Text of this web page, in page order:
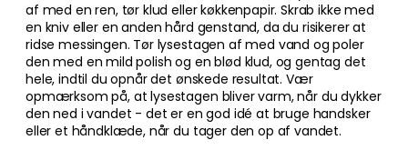
af med en ren, tør klud eller køkkenpapir. Skrab ikke med
en kniv eller en anden hård genstand, da du risikerer at
ridse messingen. Tør lysestagen af med vand og poler
den med en mild polish og en blød klud, og gentag det
hele, indtil du opnår det ønskede resultat. Vær
opmærksom på, at lysestagen bliver varm, når du dykker
den ned i vandet - det er en god idé at bruge handsker
eller et håndklæde, når du tager den op af vandet.